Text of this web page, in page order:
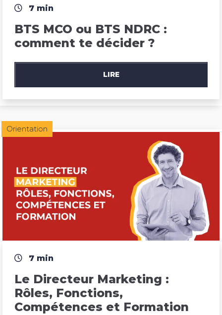
7 min
BTS MCO ou BTS NDRC :
comment te décider ?
LIRE
Orientation
7 min
Le Directeur Marketing :
Rôles, Fonctions,
Compétences et Formation